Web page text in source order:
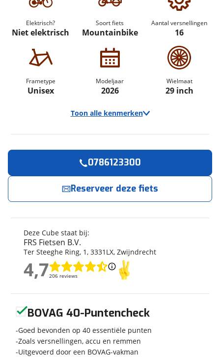
Elektrisch?
Niet elektrisch
Soort fiets
Mountainbike
Aantal versnellingen
16
Frametype
Unisex
Modeljaar
2026
Wielmaat
29 inch
Toon alle kenmerken
Cube
Model
AIM ONE
Soort fiets
Frametype
Unisex
Wielmaat
29 inch
Nieuw of occasion
Nieuw
Transmissie
Derailleur
Aantal versnellingen
16
Deze Cube staat bij:
FRS Fietsen B.V.
Ter Steeghe Ring, 1, 3331LX, Zwijndrecht
4,7206 reviews
4,7
0786123300
Reserveer deze fiets
nu!
FRS Fietsen B.V. neemt snel contact met je op.
Jouw contactgegevens
Naam
E-mailadres
Telefoonnummer (optioneel)
BOVAG 40-Puntencheck
Goed bevonden op 40 essentiële punten
Zoals versnellingen, accu en remmen
Uitgevoerd door een BOVAG-vakman